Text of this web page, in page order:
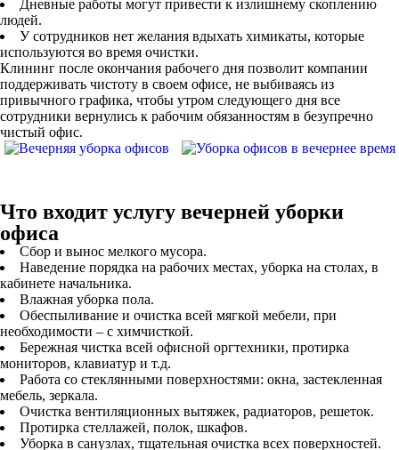
Дневные работы могут привести к излишнему скоплению
людей.
У сотрудников нет желания вдыхать химикаты, которые
используются во время очистки.
Клининг после окончания рабочего дня позволит компании
поддерживать чистоту в своем офисе, не выбиваясь из
привычного графика, чтобы утром следующего дня все
сотрудники вернулись к рабочим обязанностям в безупречно
чистый офис.
Что входит услугу вечерней уборки
офиса
Сбор и вынос мелкого мусора.
Наведение порядка на рабочих местах, уборка на столах, в
кабинете начальника.
Влажная уборка пола.
Обеспыливание и очистка всей мягкой мебели, при
необходимости – с химчисткой.
Бережная чистка всей офисной оргтехники, протирка
мониторов, клавиатур и т.д.
Работа со стеклянными поверхностями: окна, застекленная
мебель, зеркала.
Очистка вентиляционных вытяжек, радиаторов, решеток.
Протирка стеллажей, полок, шкафов.
Уборка в санузлах, тщательная очистка всех поверхностей.